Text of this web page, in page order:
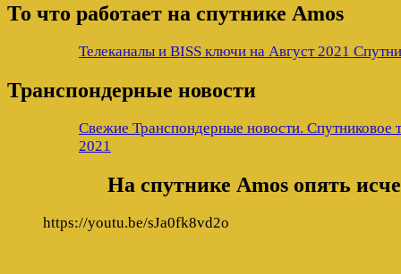
То что работает на спутнике Amos
Телеканалы и BISS ключи на Август 2021
Транспондерные новости
Свежие Транспондерные новости. Спутниковое
2021
На спутнике Amos опять
https://youtu.be/sJa0fk8vd2o